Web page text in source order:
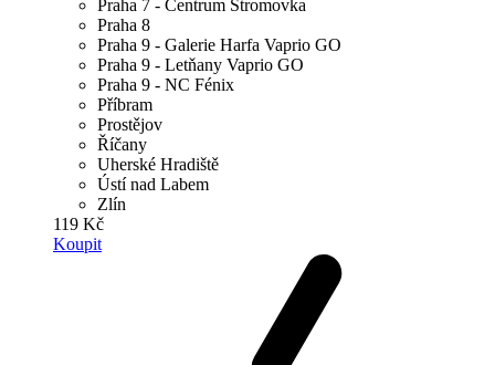
Praha 7 - Centrum Stromovka
Praha 8
Praha 9 - Galerie Harfa Vaprio GO
Praha 9 - Letňany Vaprio GO
Praha 9 - NC Fénix
Příbram
Prostějov
Říčany
Uherské Hradiště
Ústí nad Labem
Zlín
119 Kč
Koupit